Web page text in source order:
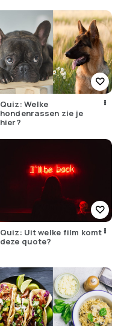
Quiz: Welke
hondenrassen zie je
hier?
Quiz: Uit welke film komt
deze quote?